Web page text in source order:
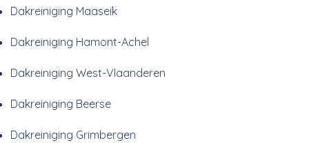
Dakreiniging Maaseik
Dakreiniging Hamont-Achel
Dakreiniging West-Vlaanderen
Dakreiniging Beerse
Dakreiniging Grimbergen